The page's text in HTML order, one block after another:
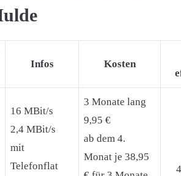
Infos Kosten
16 MBit/s
2,4 MBit/s
mit
Telefonflat
3 Monate lang
9,95 €
ab dem 4.
Monat je 38,95